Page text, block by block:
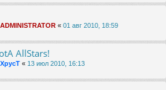
ADMINISTRATOR « 01 авг 2010, 18:59
AllStars!
XpycT « 13 июл 2010, 16:13